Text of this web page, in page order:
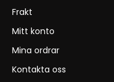
Frakt
Mitt konto
Mina ordrar
Kontakta oss